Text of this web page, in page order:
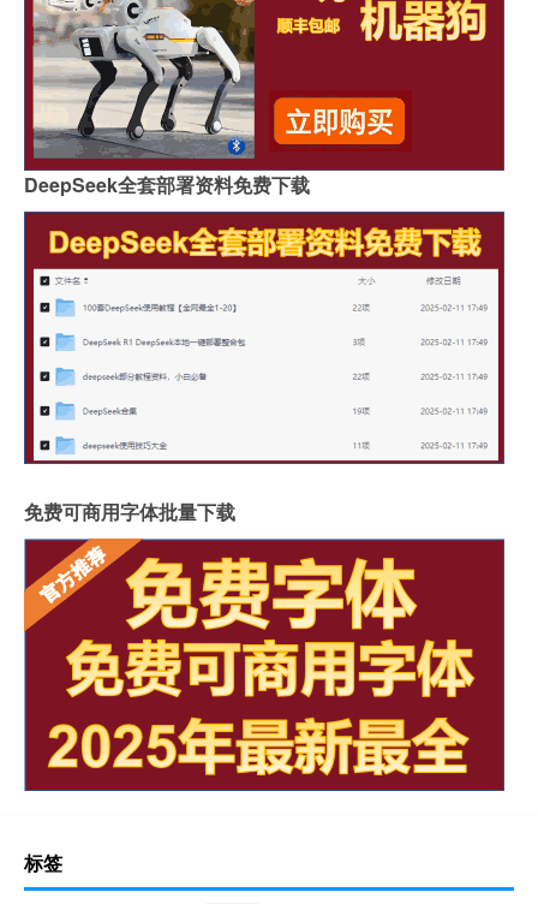
DeepSeek全套部署资料免费下载
免费可商用字体批量下载
标签